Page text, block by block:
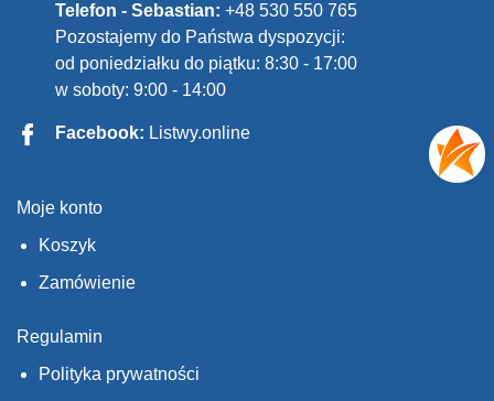
Telefon - Sebastian: +48 530 550 765
Pozostajemy do Państwa dyspozycji:
od poniedziałku do piątku: 8:30 - 17:00
w soboty: 9:00 - 14:00
Facebook: Listwy.online
Moje konto
Koszyk
Zamówienie
Regulamin
Polityka prywatności